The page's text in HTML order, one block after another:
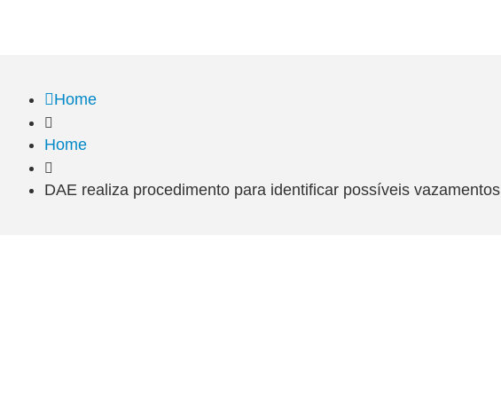
Home
Home
DAE realiza procedimento para identificar possíveis